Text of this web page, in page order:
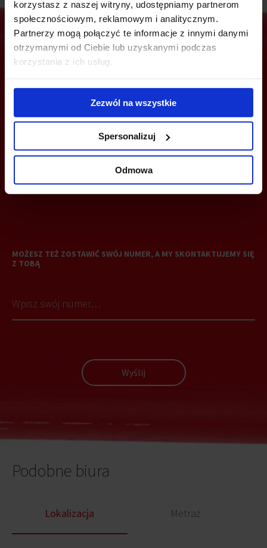
korzystasz z naszej witryny, udostępniamy partnerom
społecznościowym, reklamowym i analitycznym.
Partnerzy mogą połączyć te informacje z innymi danymi
otrzymanymi od Ciebie lub uzyskanymi podczas
korzystania z ich usług.
Zezwól na wszystkie
Spersonalizuj
Odmowa
Jesteś zainteresowany tą ofertą?
ZADZWOŃ I DOWIEDZ SIĘ WIĘCEJ
+48 12 294 94 30
MOŻESZ TEŻ ZOSTAWIĆ SWÓJ NUMER, A MY SKONTAKTUJEMY SIĘ
Z TOBĄ
Wyślij
Podobne biura
Lokalizacja Metraż